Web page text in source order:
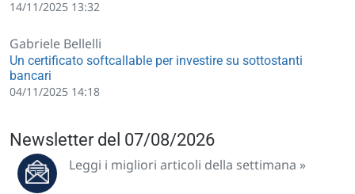
14/11/2025 13:32
Gabriele Bellelli
Un certificato softcallable per investire su sottostanti
bancari
04/11/2025 14:18
Newsletter del 07/08/2026
Leggi i migliori articoli della settimana »